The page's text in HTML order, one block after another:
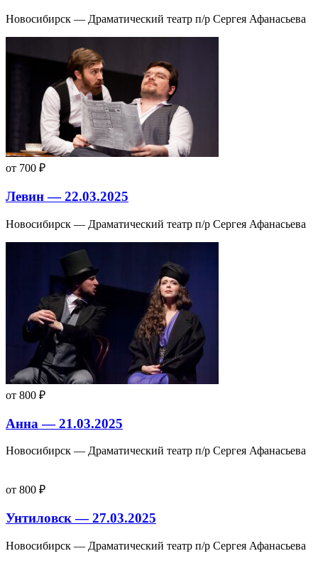
Новосибирск — Драматический театр п/р Сергея Афанасьева
от 700 ₽
Левин — 22.03.2025
Новосибирск — Драматический театр п/р Сергея Афанасьева
от 800 ₽
Анна — 21.03.2025
Новосибирск — Драматический театр п/р Сергея Афанасьева
от 800 ₽
Унтиловск — 27.03.2025
Новосибирск — Драматический театр п/р Сергея Афанасьева